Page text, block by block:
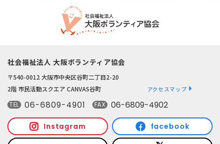
社会福祉法人 大阪ボランティア協会
〒540-0012 大阪市中央区谷町二丁目2-20
2階 市民活動スクエア CANVAS谷町
アクセスマップ
TEL 06-6809-4901 FAX 06-6809-4902
Instagram facebook